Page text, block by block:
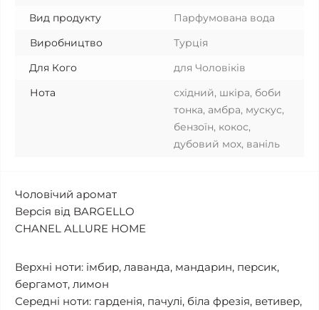
Вид продукту
Парфумована вода
Виробництво
Турція
Для Кого
для Чоловіків
Нота
східний, шкіра, боби
тонка, амбра, мускус,
бензоїн, кокос,
дубовий мох, ваніль
Чоловічий аромат
Версія від BARGELLO
CHANEL ALLURE HOME
Верхні ноти: імбир, лаванда, мандарин, персик,
бергамот, лимон
Середні ноти: гарденія, пачулі, біла фрезія, ветивер,